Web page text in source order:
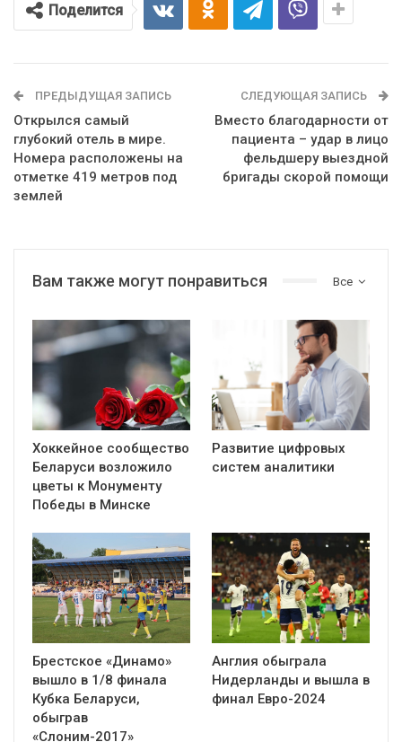
Поделится
ПРЕДЫДУЩАЯ ЗАПИСЬ
Открылся самый
глубокий отель в мире.
Номера расположены на
отметке 419 метров под
землей
СЛЕДУЮЩАЯ ЗАПИСЬ
Вместо благодарности от
пациента – удар в лицо
фельдшеру выездной
бригады скорой помощи
Все
Вам также могут понравиться
Хоккейное сообщество
Беларуси возложило
цветы к Монументу
Победы в Минске
Развитие цифровых
систем аналитики
Брестское «Динамо»
вышло в 1/8 финала
Кубка Беларуси,
обыграв
«Слоним-2017»
Англия обыграла
Нидерланды и вышла в
финал Евро-2024